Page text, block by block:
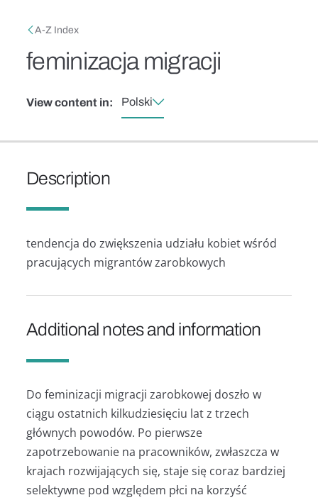
Breadcrumb
A-Z Index
feminizacja migracji
View content in: Polski
Description
tendencja do zwiększenia udziału kobiet wśród
pracujących migrantów zarobkowych
Additional notes and information
Do feminizacji migracji zarobkowej doszło w
ciągu ostatnich kilkudziesięciu lat z trzech
głównych powodów. Po pierwsze
zapotrzebowanie na pracowników, zwłaszcza w
krajach rozwijających się, staje się coraz bardziej
selektywne pod względem płci na korzyść